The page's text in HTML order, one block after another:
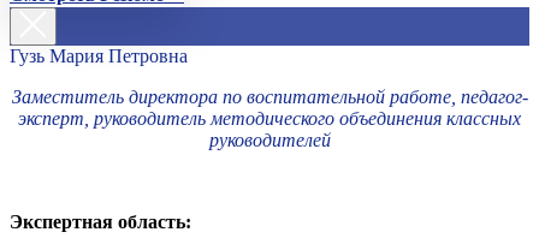
Гузь Мария Петровна
Заместитель директора по воспитательной работе, педагог-
эксперт, руководитель методического объединения классных
руководителей
Экспертная область: